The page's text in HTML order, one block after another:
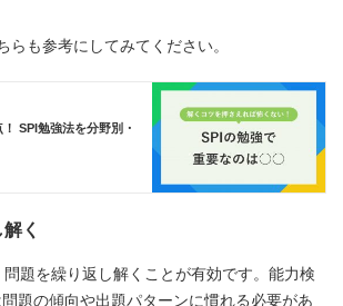
らも参考にしてみてください。
SPI勉強法を分野別・
く
題を繰り返し解くことが有効です。能力検
題の傾向や出題パターンに慣れる必要があ